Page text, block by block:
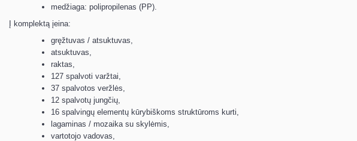
medžiaga: polipropilenas (PP).
Į komplektą įeina:
gręžtuvas / atsuktuvas,
atsuktuvas,
raktas,
127 spalvoti varžtai,
37 spalvotos veržlės,
12 spalvotų jungčių,
16 spalvingų elementų kūrybiškoms struktūroms kurti,
lagaminas / mozaika su skylėmis,
vartotojo vadovas,